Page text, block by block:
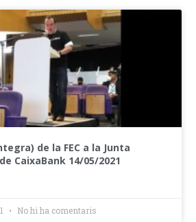
de la FEC a la Junta
CaixaBank 14/05/2021
No hi ha comentaris